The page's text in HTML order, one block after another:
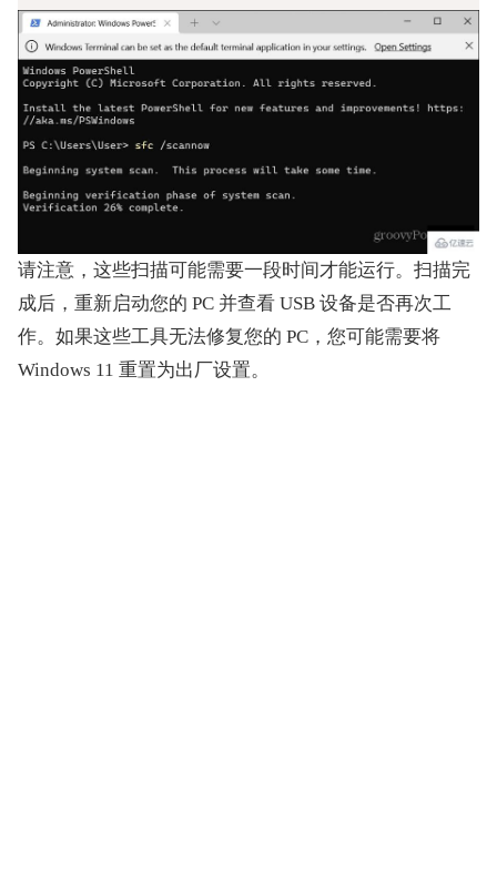
请注意，这些扫描可能需要一段时间才能运行。扫描完
成后，重新启动您的 PC 并查看 USB 设备是否再次工
作。如果这些工具无法修复您的 PC，您可能需要将
Windows 11 重置为出厂设置。